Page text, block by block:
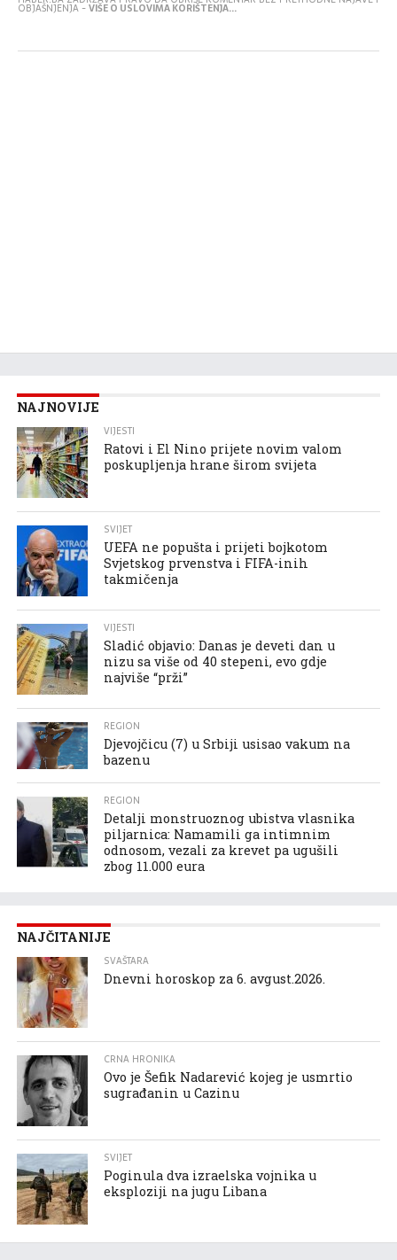
OBJAŠNJENJA -VIŠE O USLOVIMA KORIŠTENJA...
NAJNOVIJE
VIJESTI
Ratovi i El Nino prijete novim valom
poskupljenja hrane širom svijeta
SVIJET
UEFA ne popušta i prijeti bojkotom
Svjetskog prvenstva i FIFA-inih
takmičenja
VIJESTI
Sladić objavio: Danas je deveti dan u
nizu sa više od 40 stepeni, evo gdje
najviše “prži”
REGION
Djevojčicu (7) u Srbiji usisao vakum na
bazenu
REGION
Detalji monstruoznog ubistva vlasnika
piljarnica: Namamili ga intimnim
odnosom, vezali za krevet pa ugušili
zbog 11.000 eura
NAJČITANIJE
SVAŠTARA
Dnevni horoskop za 6. avgust.2026.
CRNA HRONIKA
Ovo je Šefik Nadarević kojeg je usmrtio
sugrađanin u Cazinu
SVIJET
Poginula dva izraelska vojnika u
eksploziji na jugu Libana